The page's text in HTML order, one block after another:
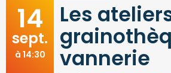
14
sept.
à 14:30
Les
vannerie